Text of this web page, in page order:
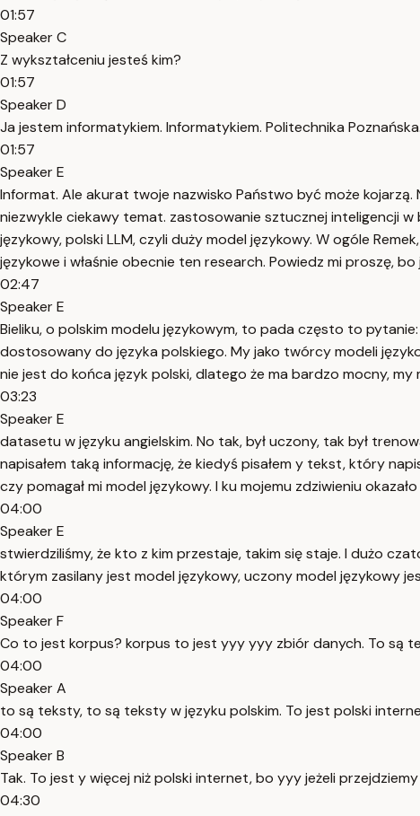
01:57
Speaker C
Z wykształceniu jesteś kim?
01:57
Speaker D
Ja jestem informatykiem. Informatykiem. Politechnika Poznańska.
01:57
Speaker E
Informat. Ale akurat twoje nazwisko Państwo być może
niezwykle ciekawy temat. zastosowanie sztucznej inteligencji
językowy, polski LLM, czyli duży model językowy. W ogóle
językowe i właśnie obecnie ten research. Powiedz mi proszę,
02:47
Speaker E
Bieliku, o polskim modelu językowym, to pada często to
dostosowany do języka polskiego. My jako twórcy modeli
nie jest do końca język polski, dlatego że ma bardzo mocny,
03:23
Speaker E
datasetu w języku angielskim. No tak, był uczony, tak był
napisałem taką informację, że kiedyś pisałem y tekst, który
czy pomagał mi model językowy. I ku mojemu zdziwieniu
04:00
Speaker E
stwierdziliśmy, że kto z kim przestaje, takim się staje. I dużo
którym zasilany jest model językowy, uczony model językowy
04:00
Speaker F
Co to jest korpus? korpus to jest yyy yyy zbiór danych. To są
04:00
Speaker A
to są teksty, to są teksty w języku polskim. To jest polski
04:00
Speaker B
Tak. To jest y więcej niż polski internet, bo yyy jeżeli
04:30